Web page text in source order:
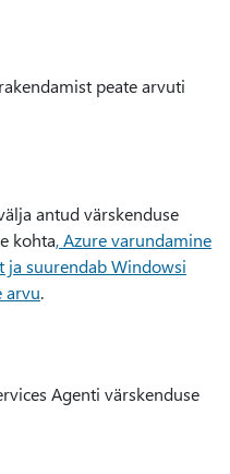
peate arvuti
antud värskenduse
kohta, Azure varundamine
ja suurendab Windowsi
arvu.
Agenti värskenduse